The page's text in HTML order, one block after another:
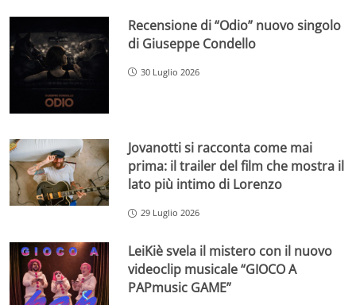
Recensione di “Odio” nuovo singolo
di Giuseppe Condello
30 Luglio 2026
Jovanotti si racconta come mai
prima: il trailer del film che mostra il
lato più intimo di Lorenzo
29 Luglio 2026
LeiKiè svela il mistero con il nuovo
videoclip musicale “GIOCO A
PAPmusic GAME”